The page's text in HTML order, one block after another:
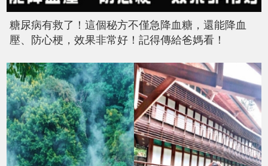
糖尿病有救了！這個秘方不僅急降血糖，還能降血
壓、防心梗，效果非常好！記得傳給爸媽看！